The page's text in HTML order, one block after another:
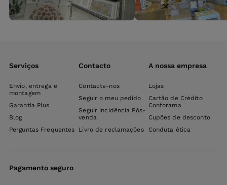
Serviços
Envio, entrega e
montagem
Garantia Plus
Blog
Perguntas Frequentes
Contacto
Contacte-nos
Seguir o meu pedido
Seguir incidência Pós-
venda
Livro de reclamações
A nossa empresa
Lojas
Cartão de Crédito
Conforama
Cupões de desconto
Conduta ética
Pagamento seguro